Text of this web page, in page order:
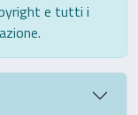
e tutti i